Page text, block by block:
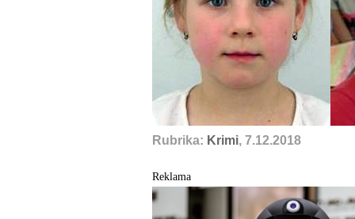
Rubrika: Krimi, 7.12.2018
Reklama